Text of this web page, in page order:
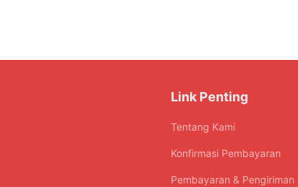
Link Penting
Tentang Kami
Konfirmasi Pembayaran
Pembayaran & Pengiriman